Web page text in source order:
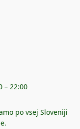
– 22:00
po vsej Sloveniji